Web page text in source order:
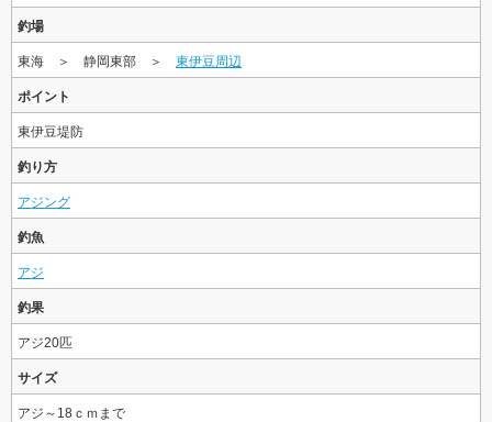
釣場
東海 ＞ 静岡東部 ＞ 東伊豆周辺
ポイント
東伊豆堤防
釣り方
アジング
釣魚
アジ
釣果
アジ20匹
サイズ
アジ～18ｃｍまで